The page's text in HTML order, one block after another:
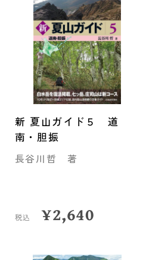
新 夏山ガイド５ 道
南・胆振
長谷川哲 著
税込 ¥2,640